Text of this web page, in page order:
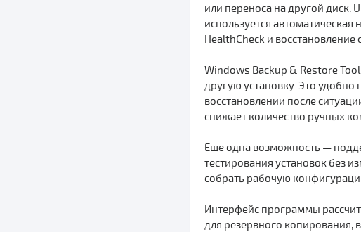
или переноса на другой диск.
используется
HealthCheck и
Windows Backup & Restore
другую установку. Это
восстановлении после
снижает количество ручных
Еще одна возможность —
тестирования установок без
собрать рабочую
Интерфейс программы
для резервного копирования,